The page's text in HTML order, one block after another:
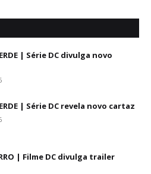
| Série DC divulga novo
| Série DC revela novo cartaz
| Filme DC divulga trailer